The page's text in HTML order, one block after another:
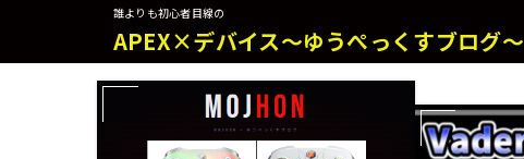
誰よりも初心者目線の
APEX×デバイス～ゆうぺっくすブログ～